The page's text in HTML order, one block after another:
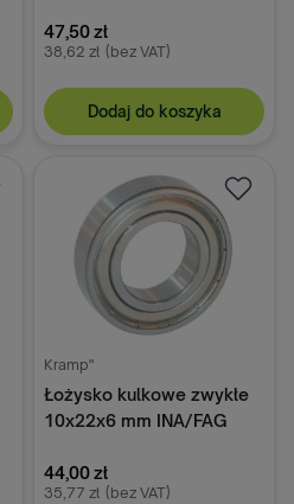
47,50 zł
38,62 zł (bez VAT)
Dodaj do koszyka
Kramp"
Łożysko kulkowe zwykłe
10x22x6 mm INA/FAG
44,00 zł
35,77 zł (bez VAT)